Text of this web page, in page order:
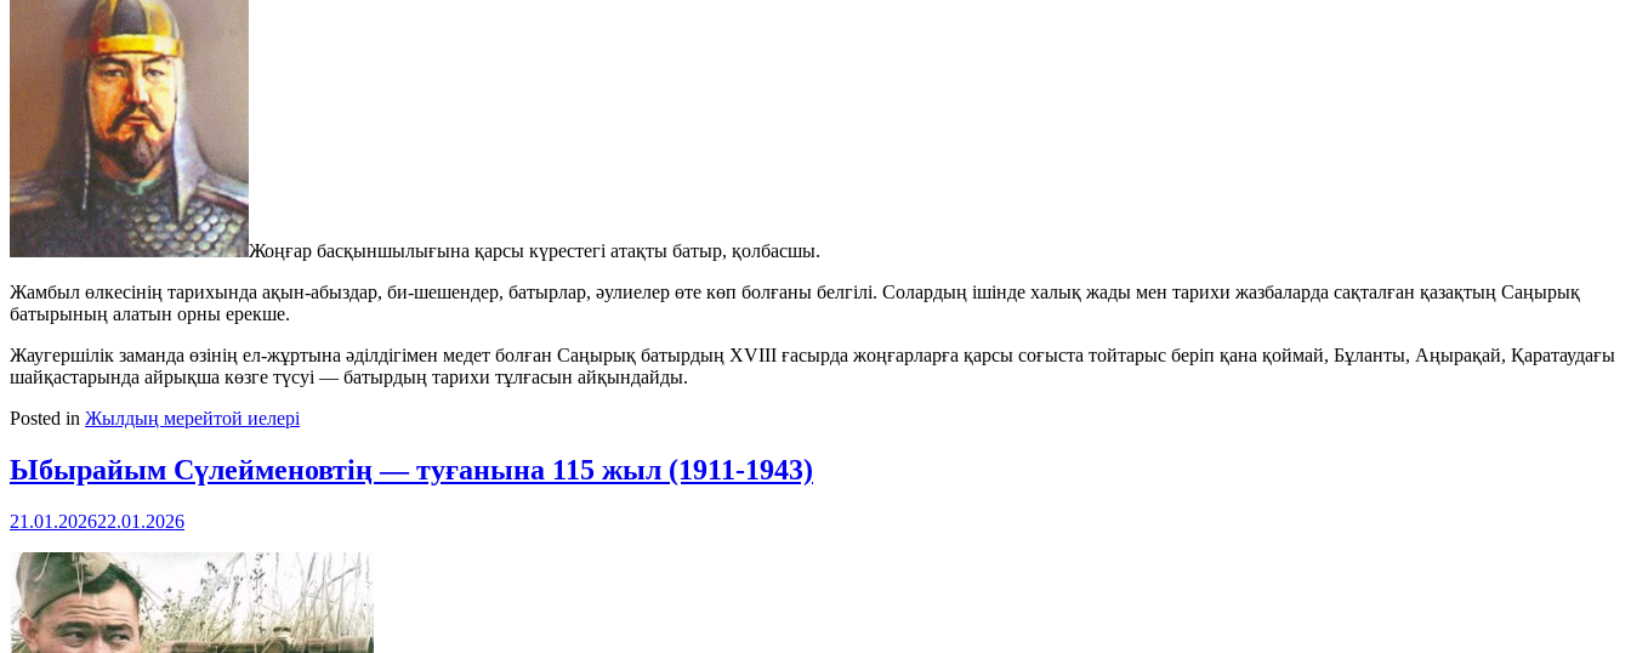
Жоңғар басқыншылығына қарсы күрестегі атақты батыр, қолбасшы.
Жамбыл өлкесінің тарихында ақын-абыздар, би-шешендер, батырлар, әулиелер өте көп болғаны белгілі. Солардың ішінде халық жады мен тарихи жазбаларда сақталған қазақтың Саңырық
батырының алатын орны ерекше.
Жаугершілік заманда өзінің ел-жұртына әділдігімен медет болған Саңырық батырдың XVIII ғасырда жоңғарларға қарсы соғыста тойтарыс беріп қана қоймай, Бұланты, Аңырақай, Қаратаудағы
шайқастарында айрықша көзге түсуі — батырдың тарихи тұлғасын айқындайды.
Posted in Жылдың мерейтой иелері
Ыбырайым Сүлейменовтің — туғанына 115 жыл (1911-1943)
21.01.202622.01.2026